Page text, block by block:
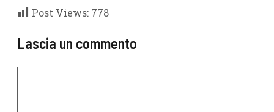
Post Views: 778
Lascia un commento